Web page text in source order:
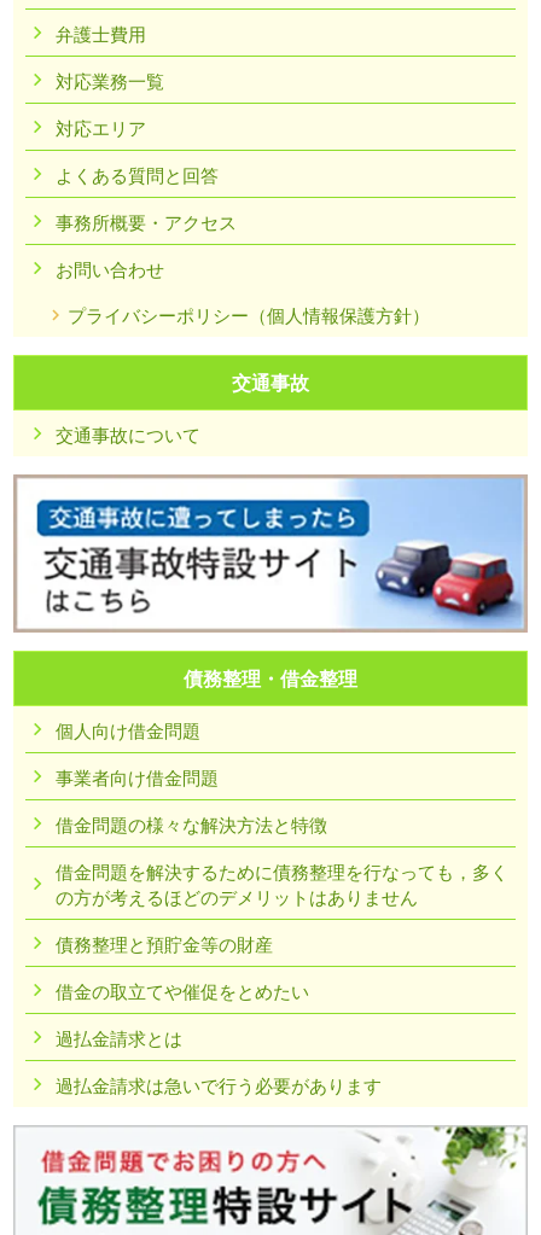
弁護士費用
対応業務一覧
対応エリア
よくある質問と回答
事務所概要・アクセス
お問い合わせ
プライバシーポリシー（個人情報保護方針）
交通事故
交通事故について
債務整理・借金整理
個人向け借金問題
事業者向け借金問題
借金問題の様々な解決方法と特徴
借金問題を解決するために債務整理を行なっても，多く
の方が考えるほどのデメリットはありません
債務整理と預貯金等の財産
借金の取立てや催促をとめたい
過払金請求とは
過払金請求は急いで行う必要があります